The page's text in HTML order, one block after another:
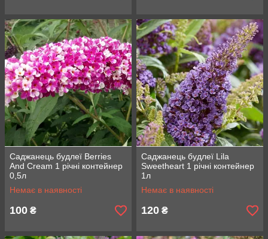
Саджанець будлеї Berries
And Cream 1 річні контейнер
0,5л
Немає в наявності
100 ₴
Саджанець будлеї Lila
Sweetheart 1 річні контейнер
1л
Немає в наявності
120 ₴